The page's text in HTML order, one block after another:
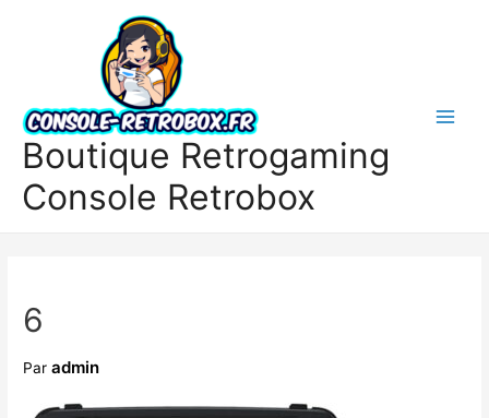
Boutique Retrogaming
Console Retrobox
6
Paradmin